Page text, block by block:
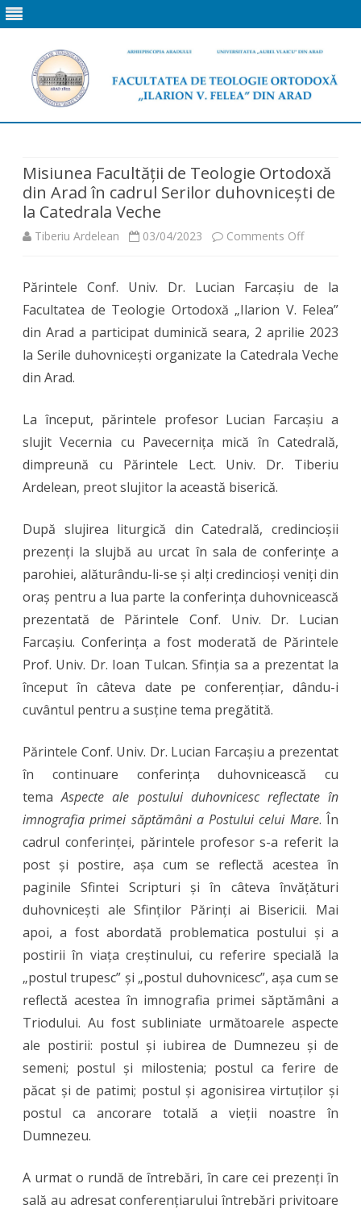
Misiunea Facultății de Teologie Ortodoxă
din Arad în cadrul Serilor duhovnicești de
la Catedrala Veche
Tiberiu Ardelean 03/04/2023 Comments Offon
Facultății
Teologie
în
de
la
Veche
Părintele Conf. Univ. Dr. Lucian Farcașiu de la
Facultatea de Teologie Ortodoxă „Ilarion V. Felea”
din Arad a participat duminică seara, 2 aprilie 2023
la Serile duhovnicești organizate la Catedrala Veche
din Arad.
La început, părintele profesor Lucian Farcașiu a
slujit Vecernia cu Pavecernița mică în Catedrală,
dimpreună cu Părintele Lect. Univ. Dr. Tiberiu
Ardelean, preot slujitor la această biserică.
După slujirea liturgică din Catedrală, credincioșii
prezenți la slujbă au urcat în sala de conferințe a
parohiei, alăturându-li-se și alți credincioși veniți din
oraș pentru a lua parte la conferința duhovnicească
prezentată de Părintele Conf. Univ. Dr. Lucian
Farcașiu. Conferința a fost moderată de Părintele
Prof. Univ. Dr. Ioan Tulcan. Sfinția sa a prezentat la
început în câteva date pe conferențiar, dându-i
cuvântul pentru a susține tema pregătită.
Părintele Conf. Univ. Dr. Lucian Farcașiu a prezentat
în continuare conferința duhovnicească cu
temaAspecte ale postului duhovnicesc reflectate în
imnografia primei săptămâni a Postului celui Mare. În
cadrul conferinței, părintele profesor s-a referit la
post și postire, așa cum se reflectă acestea în
paginile Sfintei Scripturi și în câteva învățături
duhovnicești ale Sfinților Părinți ai Bisericii. Mai
apoi, a fost abordată problematica postului și a
postirii în viața creștinului, cu referire specială la
„postul trupesc” și „postul duhovnicesc”, așa cum se
reflectă acestea în imnografia primei săptămâni a
Triodului. Au fost subliniate următoarele aspecte
ale postirii: postul și iubirea de Dumnezeu și de
semeni; postul și milostenia; postul ca ferire de
păcat și de patimi; postul și agonisirea virtuților și
postul ca ancorare totală a vieții noastre în
Dumnezeu.
A urmat o rundă de întrebări, în care cei prezenți în
sală au adresat conferențiarului întrebări privitoare